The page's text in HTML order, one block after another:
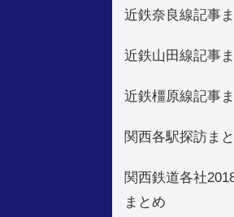
近鉄奈良線記事
近鉄山田線記事
近鉄橿原線記事
関西各駅探訪ま
関西鉄道各社
まとめ